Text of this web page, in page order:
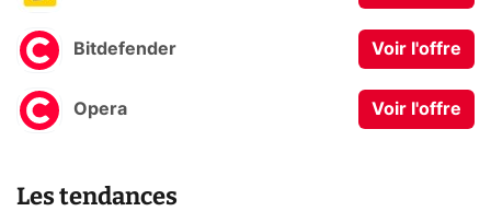
Bitdefender Voir l'offre
Opera Voir l'offre
Les tendances